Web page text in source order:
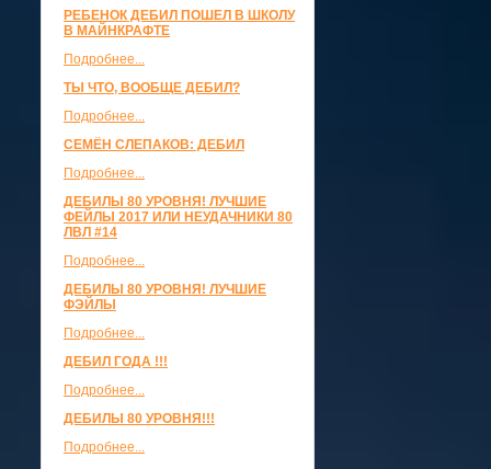
РЕБЕНОК ДЕБИЛ ПОШЕЛ В ШКОЛУ
В МАЙНКРАФТЕ
Подробнее...
ТЫ ЧТО, ВООБЩЕ ДЕБИЛ?
Подробнее...
СЕМЁН СЛЕПАКОВ: ДЕБИЛ
Подробнее...
ДЕБИЛЫ 80 УРОВНЯ! ЛУЧШИЕ
ФЕЙЛЫ 2017 ИЛИ НЕУДАЧНИКИ 80
ЛВЛ #14
Подробнее...
ДЕБИЛЫ 80 УРОВНЯ! ЛУЧШИЕ
ФЭЙЛЫ
Подробнее...
ДЕБИЛ ГОДА !!!
Подробнее...
ДЕБИЛЫ 80 УРОВНЯ!!!
Подробнее...